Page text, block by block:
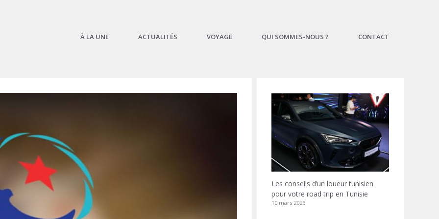
À LA UNE ACTUALITÉS VOYAGE QUI SOMMES-NOUS ? CONTACT
Les conseils d’un loueur tunisien
pour votre road trip en Tunisie
10 mars 2026